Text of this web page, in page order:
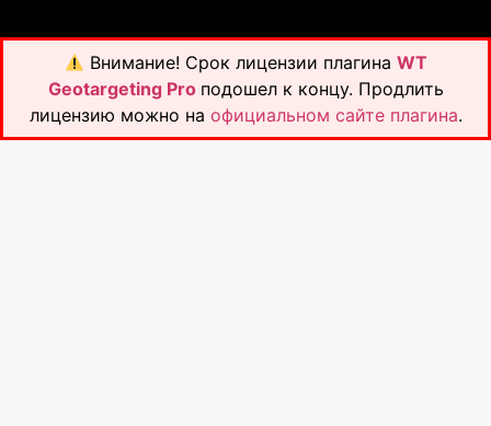
Внимание! Срок лицензии плагина WT
Geotargeting Pro подошел к концу. Продлить
лицензию можно на официальном сайте плагина.